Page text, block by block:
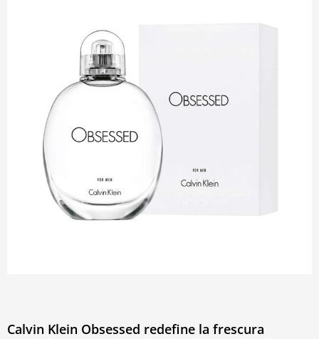
Calvin Klein Obsessed redefine la frescura